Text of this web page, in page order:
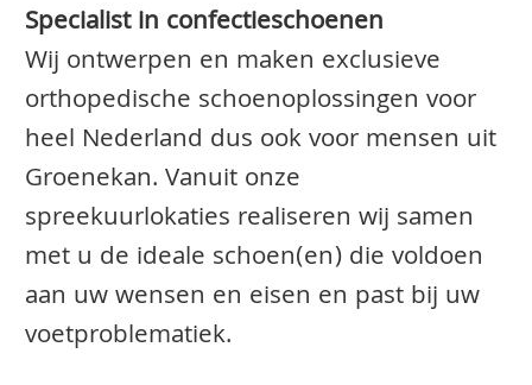
Specialist in confectieschoenen
Wij ontwerpen en maken exclusieve
orthopedische schoenoplossingen voor
heel Nederland dus ook voor mensen uit
Groenekan. Vanuit onze
spreekuurlokaties realiseren wij samen
met u de ideale schoen(en) die voldoen
aan uw wensen en eisen en past bij uw
voetproblematiek.